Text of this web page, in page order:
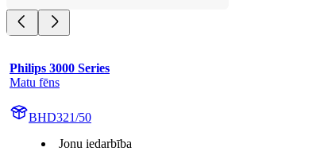
Philips 3000 Series
Matu fēns
BHD321/50
Jonu iedarbība